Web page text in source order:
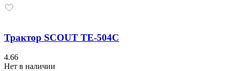
Трактор SCOUT TE-504С
4.66
Нет в наличии